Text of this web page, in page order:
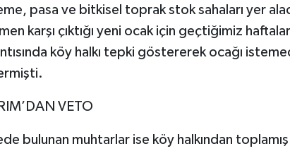
pasa ve bitkisel toprak stok sahaları yer
karşı çıktığı yeni ocak için geçtiğimiz
köy halkı tepki göstererek ocağı
VETO
bulunan muhtarlar ise köy halkından